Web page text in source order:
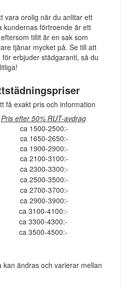
vara orolig när du anlitar ett
kundernas förtroende är ett
tillit är en sak som
tjänar mycket på. Se till att
erbjuder städgaranti, så du
få exakt pris och information
Pris efter 50% RUT-avdrag
ca 1500-2500:-
ca 1650-2650:-
ca 1900-2900:-
ca 2100-3100:-
ca 2300-3300:-
ca 2500-3500:-
ca 2700-3700:-
ca 2900-3900:-
ca 3100-4100:-
ca 3300-4300:-
ca 3500-4500:-
ändras och varierar mellan